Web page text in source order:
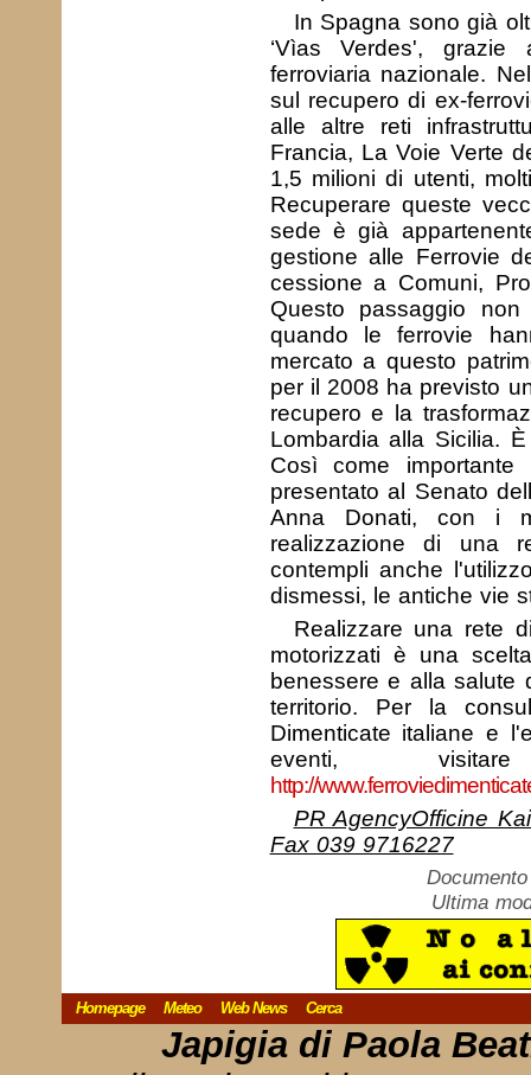
In Spagna sono già
‘Vìas Verdes', grazie
ferroviaria nazionale.
sul recupero di ex-
alle altre reti
Francia, La Voie Verte
1,5 milioni di utenti,
Recuperare queste
sede è già
gestione alle Ferrovie
cessione a Comuni,
Questo passaggio
quando le ferrovie
mercato a questo
per il 2008 ha previsto
recupero e la
Lombardia alla Sicilia.
Così come
presentato al Senato
Anna Donati, con i
realizzazione di una
contempli anche
dismessi, le antiche vie
Realizzare una rete
motorizzati è una
benessere e alla salute
territorio. Per la
Dimenticate italiane e
eventi,
http://
PR AgencyOfficine
Fax 039 9716227
Ultima
Homepage Meteo Web News Cerca
Japigia di Paola